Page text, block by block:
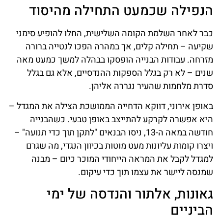
הנפילה שכמעט התחילה מהיסוד
כבר לאחר השלמת הקומה השלישית, החלו להופיע סימני
שקיעה – תחילה קלים, אך במהרה הפכו לנטייה ברורה
מזרחה. עבודות הבנייה הופסקו בבהלה למשך כמעט מאה
שנים – לא רק בגלל הספקות ההנדסיים, אלא גם בגלל
סדרת מלחמות שהעיר נגררה אליהן.
באופן אירוני, דווקא הדחייה הממושכת הצילה את המגדל –
היא אפשרה לקרקע להתייצב באופן טבעי. כשהבנייה
חודשה במאה ה-13, ניסו הבנאים "לתקן תוך כדי תנועה" –
ויצרו קומות עליונות מעט מוטות בכיוון הנגדי, מה שגרם
למגדל לקבל את המראה הייחודי המוכר כיום – מבנה
שמנסה ליישר את עצמו תוך כדי עיקום.
גאונות, אלתור והנדסה של ימי
הביניים